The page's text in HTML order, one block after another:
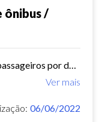
ônibus /
Ver mais
06/06/2022